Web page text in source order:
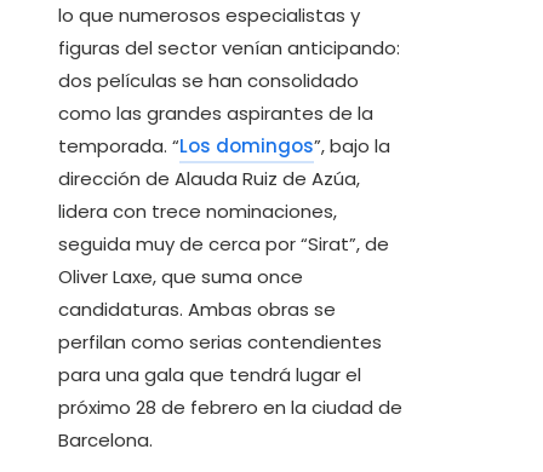
lo que numerosos especialistas y
figuras del sector venían anticipando:
dos películas se han consolidado
como las grandes aspirantes de la
temporada. “Los domingos”, bajo la
dirección de Alauda Ruiz de Azúa,
lidera con trece nominaciones,
seguida muy de cerca por “Sirat”, de
Oliver Laxe, que suma once
candidaturas. Ambas obras se
perfilan como serias contendientes
para una gala que tendrá lugar el
próximo 28 de febrero en la ciudad de
Barcelona.